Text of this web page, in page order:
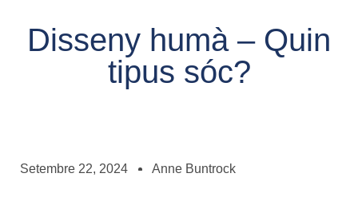
Disseny humà – Quin
tipus sóc?
Setembre 22, 2024 Anne Buntrock